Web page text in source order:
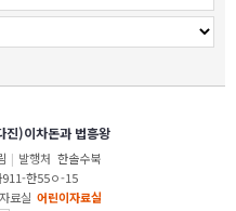
진)이차돈과 법흥왕
| 발행처 한솔수북
911-한55ㅇ-15
자료실 어린이자료실